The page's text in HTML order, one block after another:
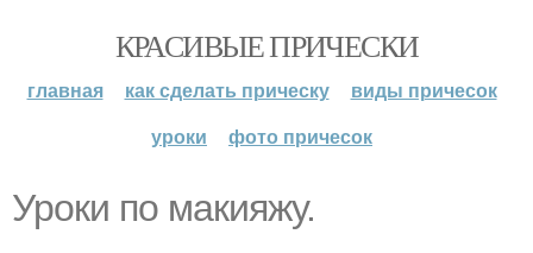
КРАСИВЫЕ ПРИЧЕСКИ
главная как сделать прическу
виды причесок
уроки
фото причесок
Уроки по макияжу.